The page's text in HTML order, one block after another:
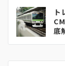
投
稿
ナ
ビ
ト
底